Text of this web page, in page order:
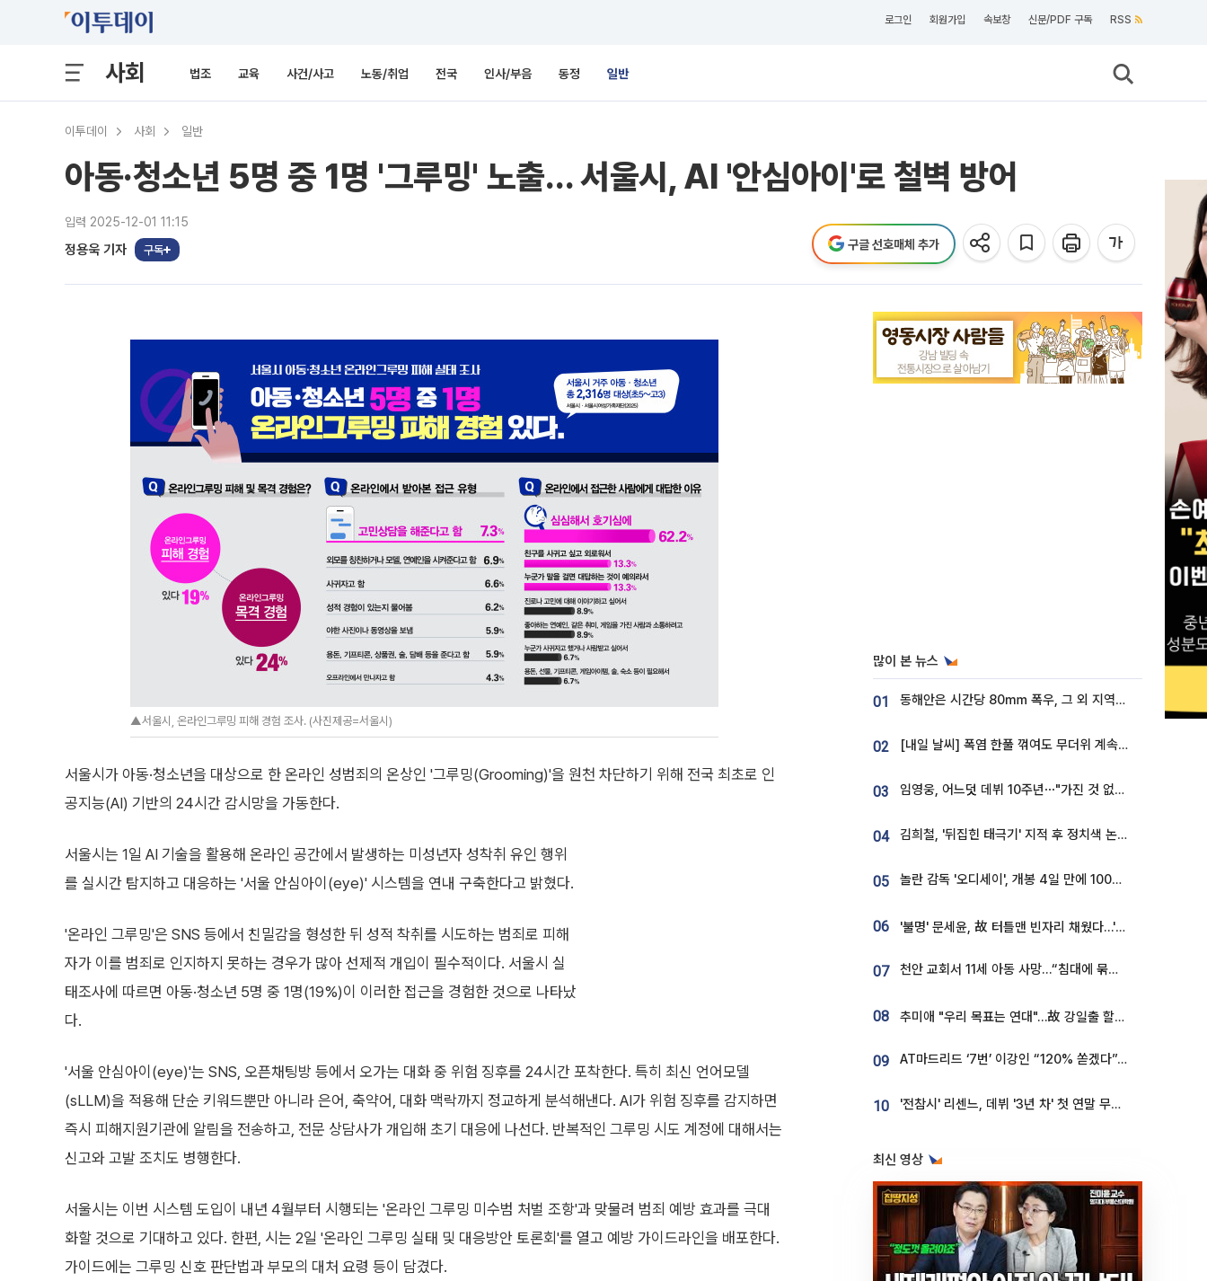
로그인 회원가입 속보창 신문/PDF 구독 RSS
사회 법조 교육 사건/사고 노동/취업 전국 인사/부음 동정 일반
이투데이 사회 일반
아동·청소년 5명 중 1명 '그루밍' 노출… 서울시, AI '안심아이'로 철벽 방어
입력 2025-12-01 11:15
정용욱 기자 구독 구글 선호매체 추가
▲서울시, 온라인그루밍 피해 경험 조사. (사진제공=서울시)
서울시가 아동·청소년을 대상으로 한 온라인 성범죄의 온상인 '그루밍(Grooming)'을 원천 차단하기 위해 전국 최초로 인
공지능(AI) 기반의 24시간 감시망을 가동한다.
서울시는 1일 AI 기술을 활용해 온라인 공간에서 발생하는 미성년자 성착취 유인 행위
를 실시간 탐지하고 대응하는 '서울 안심아이(eye)' 시스템을 연내 구축한다고 밝혔다.
'온라인 그루밍'은 SNS 등에서 친밀감을 형성한 뒤 성적 착취를 시도하는 범죄로 피해
자가 이를 범죄로 인지하지 못하는 경우가 많아 선제적 개입이 필수적이다. 서울시 실
태조사에 따르면 아동·청소년 5명 중 1명(19%)이 이러한 접근을 경험한 것으로 나타났
다.
'서울 안심아이(eye)'는 SNS, 오픈채팅방 등에서 오가는 대화 중 위험 징후를 24시간 포착한다. 특히 최신 언어모델
(sLLM)을 적용해 단순 키워드뿐만 아니라 은어, 축약어, 대화 맥락까지 정교하게 분석해낸다. AI가 위험 징후를 감지하면
즉시 피해지원기관에 알림을 전송하고, 전문 상담사가 개입해 초기 대응에 나선다. 반복적인 그루밍 시도 계정에 대해서는
신고와 고발 조치도 병행한다.
서울시는 이번 시스템 도입이 내년 4월부터 시행되는 '온라인 그루밍 미수범 처벌 조항'과 맞물려 범죄 예방 효과를 극대
화할 것으로 기대하고 있다. 한편, 시는 2일 '온라인 그루밍 실태 및 대응방안 토론회'를 열고 예방 가이드라인을 배포한다.
가이드에는 그루밍 신호 판단법과 부모의 대처 요령 등이 담겼다.
많이 본 뉴스
01 동해안은 시간당 80㎜ 폭우, 그 외 지역은 폭염…‘극과 극 날씨’
02 [내일 날씨] 폭염 한풀 꺾여도 무더위 계속⋯동해안 이틀 연속 비
03 임영웅, 어느덧 데뷔 10주년⋯"가진 것 없던 시절, 내 앞엔 20명의 팬뿐"
04 김희철, '뒤집힌 태극기' 지적 후 정치색 논란…"좌우 떠나 우리나라 국기"
05 놀란 감독 '오디세이', 개봉 4일 만에 100만 돌파⋯'왕사남' 보다 빠르다
06 '불명' 문세윤, 故 터틀맨 빈자리 채웠다…'거북이' 눈물의 최종 우승
07 천안 교회서 11세 아동 사망…“침대에 묶여 있었다” 진술 확보
08 추미애 "우리 목표는 연대"…故 강일출 할머니 흉상 제막
09 AT마드리드 ‘7번’ 이강인 “120% 쏟겠다”⋯시메오네 감독 “필요한 선수”
10 '전참시' 리센느, 데뷔 '3년 차' 첫 연말 무대 오른다⋯"그동안 섭외 안 와"
최신 영상